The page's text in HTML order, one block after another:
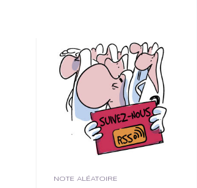
NOTE ALÉATOIRE